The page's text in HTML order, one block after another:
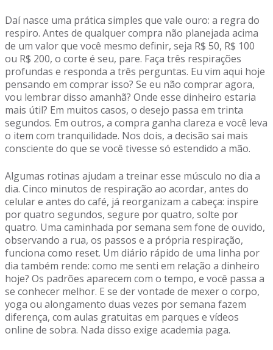
Daí nasce uma prática simples que vale ouro: a regra do
respiro. Antes de qualquer compra não planejada acima
de um valor que você mesmo definir, seja R$ 50, R$ 100
ou R$ 200, o corte é seu, pare. Faça três respirações
profundas e responda a três perguntas. Eu vim aqui hoje
pensando em comprar isso? Se eu não comprar agora,
vou lembrar disso amanhã? Onde esse dinheiro estaria
mais útil? Em muitos casos, o desejo passa em trinta
segundos. Em outros, a compra ganha clareza e você leva
o item com tranquilidade. Nos dois, a decisão sai mais
consciente do que se você tivesse só estendido a mão.
Algumas rotinas ajudam a treinar esse músculo no dia a
dia. Cinco minutos de respiração ao acordar, antes do
celular e antes do café, já reorganizam a cabeça: inspire
por quatro segundos, segure por quatro, solte por
quatro. Uma caminhada por semana sem fone de ouvido,
observando a rua, os passos e a própria respiração,
funciona como reset. Um diário rápido de uma linha por
dia também rende: como me senti em relação a dinheiro
hoje? Os padrões aparecem com o tempo, e você passa a
se conhecer melhor. E se der vontade de mexer o corpo,
yoga ou alongamento duas vezes por semana fazem
diferença, com aulas gratuitas em parques e vídeos
online de sobra. Nada disso exige academia paga.